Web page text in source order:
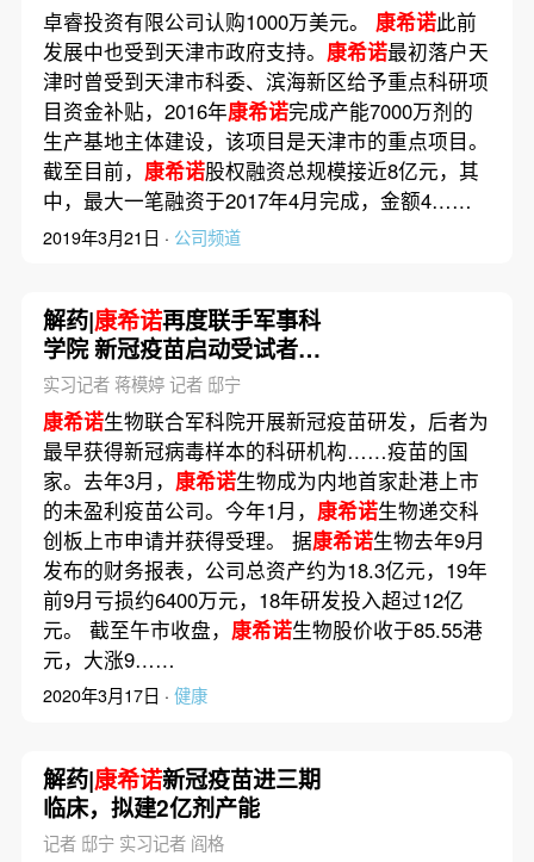
卓睿投资有限公司认购1000万美元。 康希诺此前
发展中也受到天津市政府支持。 康希诺最初落户天
津时曾受到天津市科委、滨海新区给予重点科研项
目资金补贴，2016年康希诺完成产能7000万剂的
生产基地主体建设，该项目是天津市的重点项目。
截至目前， 康希诺股权融资总规模接近8亿元，其
中，最大一笔融资于2017年4月完成，金额4……
2019年3月21日 · 公司频道
解药|康希诺再度联手军事科
学院 新冠疫苗启动受试者招
募
实习记者 蒋模婷 记者 邸宁
康希诺生物联合军科院开展新冠疫苗研发，后者为
最早获得新冠病毒样本的科研机构……疫苗的国
家。去年3月， 康希诺生物成为内地首家赴港上市
的未盈利疫苗公司。今年1月， 康希诺生物递交科
创板上市申请并获得受理。 据康希诺生物去年9月
发布的财务报表，公司总资产约为18.3亿元，19年
前9月亏损约6400万元，18年研发投入超过12亿
元。 截至午市收盘， 康希诺生物股价收于85.55港
元，大涨9……
2020年3月17日 · 健康
解药|康希诺新冠疫苗进三期
临床，拟建2亿剂产能
记者 邸宁 实习记者 阎格